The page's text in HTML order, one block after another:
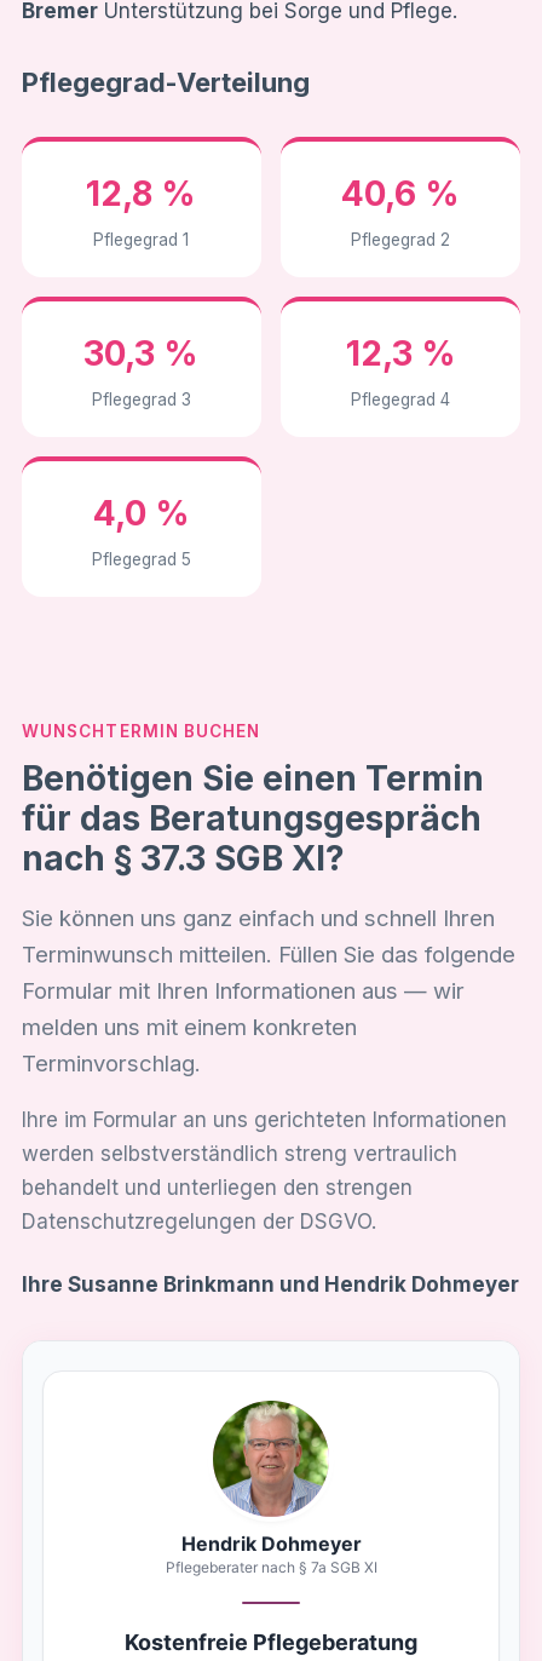
BremerUnterstützung bei Sorge und Pflege.
Pflegegrad-Verteilung
12,8 %
Pflegegrad 1
40,6 %
Pflegegrad 2
30,3 %
Pflegegrad 3
12,3 %
Pflegegrad 4
4,0 %
Pflegegrad 5
WUNSCHTERMIN BUCHEN
Benötigen Sie einen Termin
für das Beratungsgespräch
nach § 37.3 SGB XI?
Sie können uns ganz einfach und schnell Ihren
Terminwunsch mitteilen. Füllen Sie das folgende
Formular mit Ihren Informationen aus — wir
melden uns mit einem konkreten
Terminvorschlag.
Ihre im Formular an uns gerichteten Informationen
werden selbstverständlich streng vertraulich
behandelt und unterliegen den strengen
Datenschutzregelungen der DSGVO.
Ihre Susanne Brinkmann und Hendrik Dohmeyer